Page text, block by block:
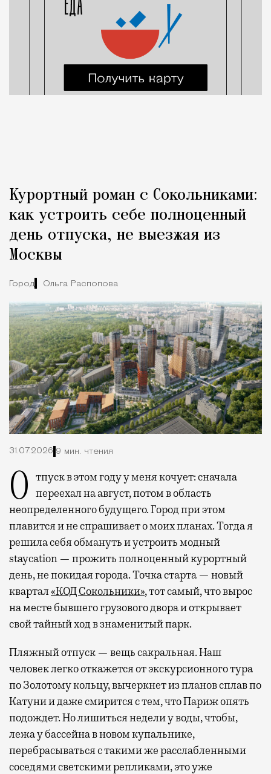
Курортный роман с Сокольниками:
как устроить себе полноценный
день отпуска, не выезжая из
Москвы
Город Ольга Распопова
31.07.2026 9 мин. чтения
Отпуск в этом году у меня кочует: сначала переехал на август, потом в область
неопределенного будущего. Город при этом
плавится и не спрашивает о моих планах. Тогда я
решила себя обмануть и устроить модный
staycation — прожить полноценный курортный
день, не покидая города. Точка старта — новый
квартал«КОД Сокольники», тот самый, что вырос
на месте бывшего грузового двора и открывает
свой тайный ход в знаменитый парк.
Пляжный отпуск — вещь сакральная. Наш
человек легко откажется от экскурсионного тура
по Золотому кольцу, вычеркнет из планов сплав по
Катуни и даже смирится с тем, что Париж опять
подождет. Но лишиться недели у воды, чтобы,
лежа у бассейна в новом купальнике,
перебрасываться с такими же расслабленными
соседями светскими репликами, это уже